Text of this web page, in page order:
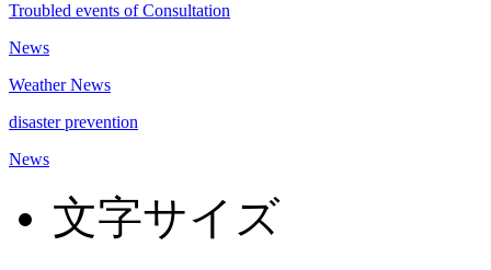
Troubled events of Consultation
News
Weather News
disaster prevention
News
文字サイズ